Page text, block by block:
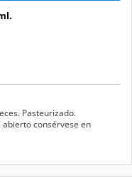
Pasteurizado.
abierto consérvese en